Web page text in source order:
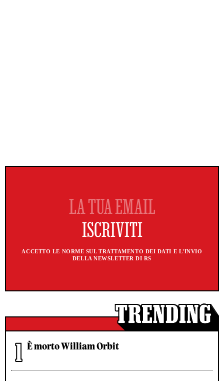
ACCETTO LE NORME SUL TRATTAMENTO DEI DATI E L'INVIO
DELLA NEWSLETTER DI RS
È morto William Orbit